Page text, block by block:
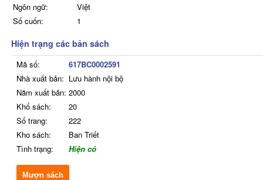
Ngôn ngữ:
Việt
Số cuốn:
1
Hiện trạng các bản sách
Mã số:
617BC0002591
Nhà xuất bản: Lưu hành nội bộ
Năm xuất bản: 2000
Khổ sách:
20
Số trang:
222
Kho sách:
Ban Triết
Tình trạng:
Hiện có
Mượn sách